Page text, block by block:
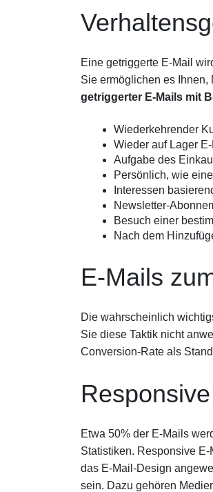
Eine getriggerte E-Mail
Sie ermöglichen es
getriggerter E-Mails mit
Wiederkehrender
Wieder auf Lager E-
Aufgabe des
Persönlich, wie
Interessen
Newsletter-
Besuch einer
Nach dem
E-Mails
Die wahrscheinlich
Sie diese Taktik nicht
Conversion-Rate als
Etwa 50% der E-Mails
Statistiken. Responsive
das E-Mail-Design
sein. Dazu gehören